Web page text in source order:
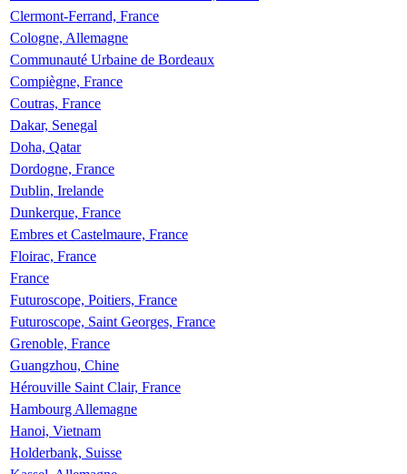
Clermont-Ferrand, France
Cologne, Allemagne
Communauté Urbaine de Bordeaux
Compiègne, France
Coutras, France
Dakar, Senegal
Doha, Qatar
Dordogne, France
Dublin, Irelande
Dunkerque, France
Embres et Castelmaure, France
Floirac, France
France
Futuroscope, Poitiers, France
Futuroscope, Saint Georges, France
Grenoble, France
Guangzhou, Chine
Hérouville Saint Clair, France
Hambourg Allemagne
Hanoi, Vietnam
Holderbank, Suisse